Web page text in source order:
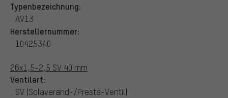
Typenbezeichnung:
AV13
Herstellernummer:
10425340
26x1,5-2,5 SV 40 mm
Ventilart:
SV (Sclaverand-/Presta-Ventil)